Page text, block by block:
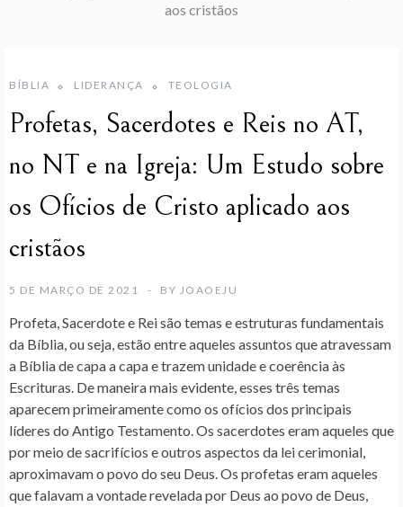
aos cristãos
BÍBLIA LIDERANÇA TEOLOGIA
Profetas, Sacerdotes e Reis no AT,
no NT e na Igreja: Um Estudo sobre
os Ofícios de Cristo aplicado aos
cristãos
5 DE MARÇO DE 2021 BY JOAOEJU
Profeta, Sacerdote e Rei são temas e estruturas fundamentais
da Bíblia, ou seja, estão entre aqueles assuntos que atravessam
a Bíblia de capa a capa e trazem unidade e coerência às
Escrituras. De maneira mais evidente, esses três temas
aparecem primeiramente como os ofícios dos principais
líderes do Antigo Testamento. Os sacerdotes eram aqueles que
por meio de sacrifícios e outros aspectos da lei cerimonial,
aproximavam o povo do seu Deus. Os profetas eram aqueles
que falavam a vontade revelada por Deus ao povo de Deus,